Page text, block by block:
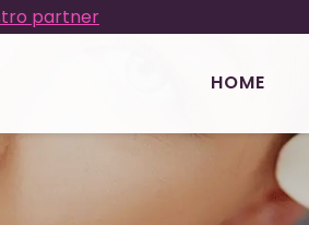
partner
HOME